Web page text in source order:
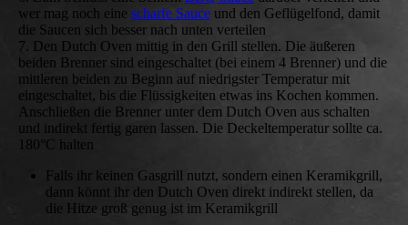
wer mag noch eine scharfe Sauce und den Geflügelfond, damit
die Saucen sich besser nach unten verteilen
7. Den Dutch Oven mittig in den Grill stellen. Die äußeren
beiden Brenner sind eingeschaltet (bei einem 4 Brenner) und die
mittleren beiden zu Beginn auf niedrigster Temperatur mit
eingeschaltet, bis die Flüssigkeiten etwas ins Kochen kommen.
Anschließen die Brenner unter dem Dutch Oven aus schalten
und indirekt fertig garen lassen. Die Deckeltemperatur sollte ca.
180°C halten
Falls ihr keinen Gasgrill nutzt, sondern einen Keramikgrill,
dann könnt ihr den Dutch Oven direkt indirekt stellen, da
die Hitze groß genug ist im Keramikgrill